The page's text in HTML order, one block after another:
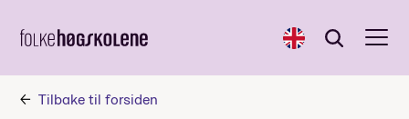
English Søk
Søk
Tilbake til forsiden